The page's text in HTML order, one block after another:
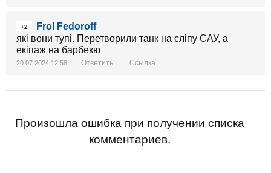
+2
Frol Fedoroff
які вони тупі. Перетворили танк на сліпу САУ, а
екіпаж на барбекю
20.07.2024 12:58 Ответить Ссылка
Произошла ошибка при получении списка
комментариев.